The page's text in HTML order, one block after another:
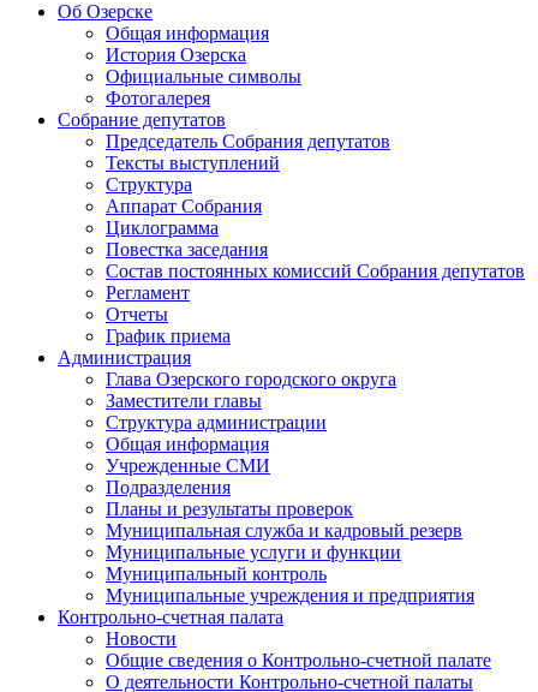
Об Озерске
Общая информация
История Озерска
Официальные символы
Фотогалерея
Собрание депутатов
Председатель Собрания депутатов
Тексты выступлений
Структура
Аппарат Собрания
Циклограмма
Повестка заседания
Состав постоянных комиссий Собрания депутатов
Регламент
Отчеты
График приема
Администрация
Глава Озерского городского округа
Заместители главы
Структура администрации
Общая информация
Учрежденные СМИ
Подразделения
Планы и результаты проверок
Муниципальная служба и кадровый резерв
Муниципальные услуги и функции
Муниципальный контроль
Муниципальные учреждения и предприятия
Контрольно-счетная палата
Новости
Общие сведения о Контрольно-счетной палате
О деятельности Контрольно-счетной палаты